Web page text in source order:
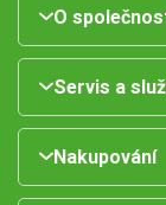
O
Servis a
Nakupování